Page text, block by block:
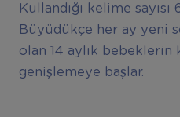
Kullandığı kelime sayısı
Büyüdükçe her ay yeni
olan 14 aylık bebeklerin
genişlemeye başlar.